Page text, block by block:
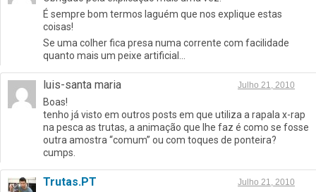
É sempre bom termos laguém que nos explique estas
coisas!
Se uma colher fica presa numa corrente com facilidade
quanto mais um peixe artificial…
luis-santa maria Julho 21, 2010
Boas!
tenho já visto em outros posts em que utiliza a rapala x-rap
na pesca as trutas, a animação que lhe faz é como se fosse
outra amostra “comum” ou com toques de ponteira?
cumps.
Trutas.PT Julho 21, 2010